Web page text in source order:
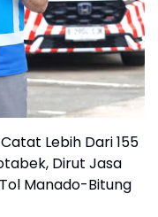
Lebih Dari 155
Dirut Jasa
Manado-Bitung